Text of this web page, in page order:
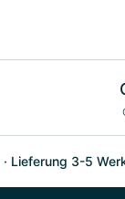
Lieferung 3-5